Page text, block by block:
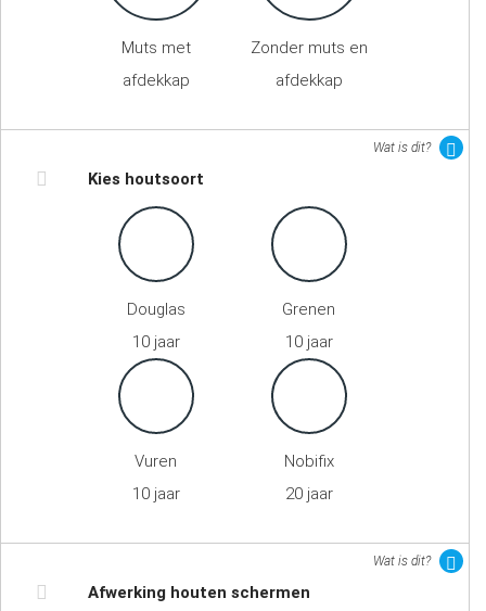
Muts met
afdekkap
Zonder muts en
afdekkap
Wat is dit?
Kies houtsoort
Douglas
10 jaar
Grenen
10 jaar
Vuren
10 jaar
Nobifix
20 jaar
Wat is dit?
Afwerking houten schermen